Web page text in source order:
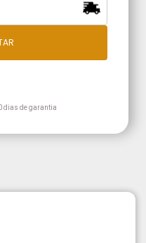
dias de garantia